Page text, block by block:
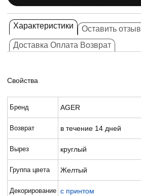
Характеристики Оставить отзыв
Доставка Оплата Возврат
Свойства
Бренд AGER
Возврат в течение 14 дней
Вырез круглый
Группа цвета Желтый
Декорирование с принтом